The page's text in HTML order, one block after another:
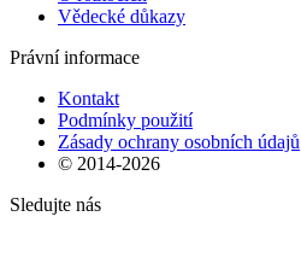
Vědecké důkazy
Právní informace
Kontakt
Podmínky použití
Zásady ochrany osobních údajů
© 2014-2026
Sledujte nás